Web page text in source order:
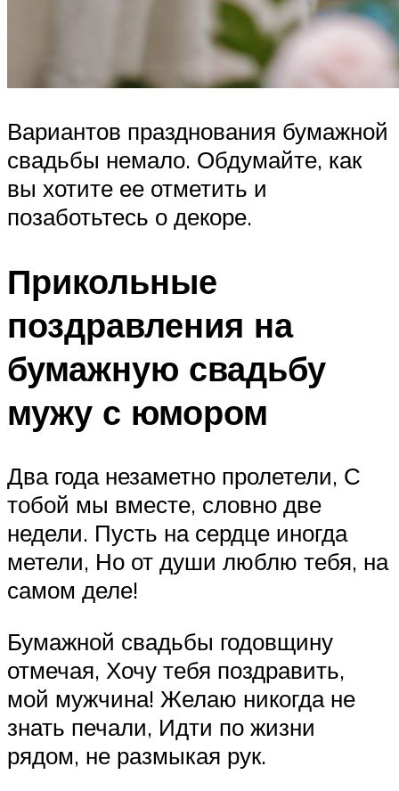
Вариантов празднования бумажной
свадьбы немало. Обдумайте, как
вы хотите ее отметить и
позаботьтесь о декоре.
Прикольные
поздравления на
бумажную свадьбу
мужу с юмором
Два года незаметно пролетели, С
тобой мы вместе, словно две
недели. Пусть на сердце иногда
метели, Но от души люблю тебя, на
самом деле!
Бумажной свадьбы годовщину
отмечая, Хочу тебя поздравить,
мой мужчина! Желаю никогда не
знать печали, Идти по жизни
рядом, не размыкая рук.